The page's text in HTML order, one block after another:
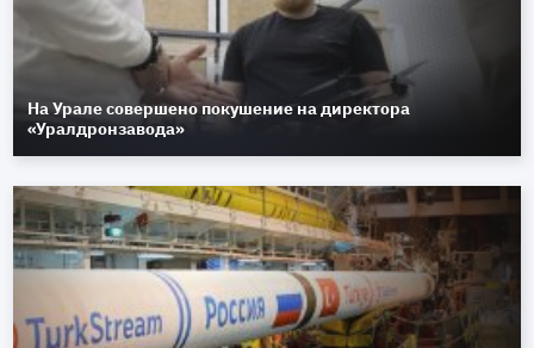
На Урале совершено покушение на директора
«Уралдронзавода»